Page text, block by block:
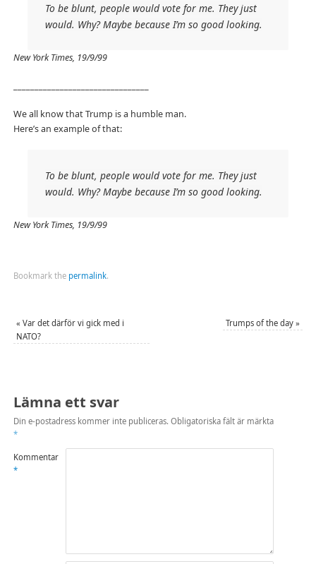
To be blunt, people would vote for me. They just
would. Why? Maybe because I’m so good looking.
New York Times, 19/9/99
We all know that Trump is a humble man.
Here’s an example of that:
To be blunt, people would vote for me. They just
would. Why? Maybe because I’m so good looking.
New York Times, 19/9/99
Bookmark the permalink.
« Var det därför vi gick med i
NATO?
Trumps of the day»
Lämna ett svar
Din e-postadress kommer inte publiceras. Obligatoriska fält är märkta
*
Kommentar
*